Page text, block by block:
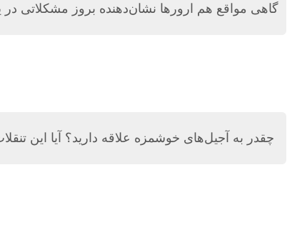
گاهی مواقع هم ارورها نشان‌دهنده بروز مشکلاتی
چقدر به آجیل‌های خوشمزه علاقه دارید؟ آیا این